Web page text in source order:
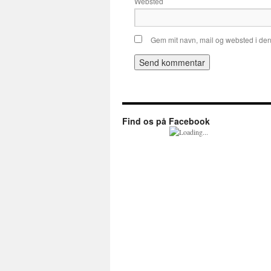
Gem mit navn, mail og websted i
Find os på Facebook